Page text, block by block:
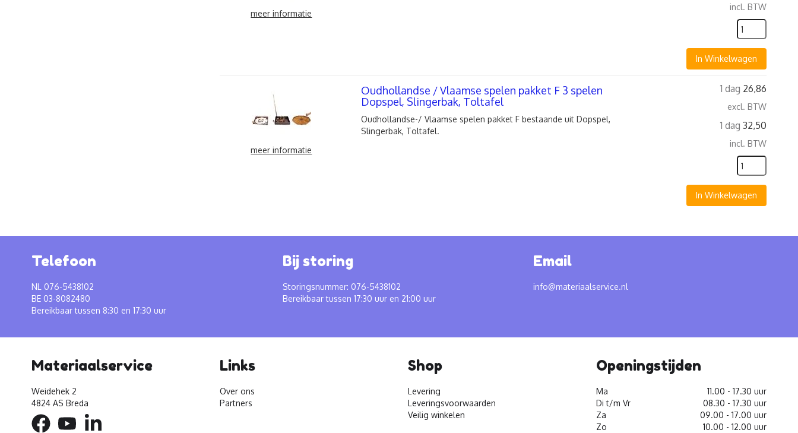
meer informatie
incl. BTW
In Winkelwagen
meer informatie
1 dag 26,86
excl. BTW
1 dag 32,50
incl. BTW
In Winkelwagen
Oudhollandse / Vlaamse spelen pakket F 3 spelen
Dopspel, Slingerbak, Toltafel
Oudhollandse-/ Vlaamse spelen pakket F bestaande uit Dopspel,
Slingerbak, Toltafel.
Telefoon
NL 076-5438102
BE 03-8082480
Bereikbaar tussen 8:30 en 17:30 uur
Bij storing
Storingsnummer: 076-5438102
Bereikbaar tussen 17:30 uur en 21:00 uur
Email
info@materiaalservice.nl
Materiaalservice
Weidehek 2
4824 AS Breda
Links
Over ons
Partners
Shop
Levering
Leveringsvoorwaarden
Veilig winkelen
Openingstijden
Ma
11.00 - 17.30 uur
Di t/m Vr
08.30 - 17.30 uur
Za
09.00 - 17.00 uur
Zo
10.00 - 12.00 uur